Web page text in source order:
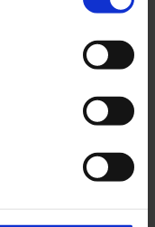
kaufen (z.
Zubehör).
anfordern (z.